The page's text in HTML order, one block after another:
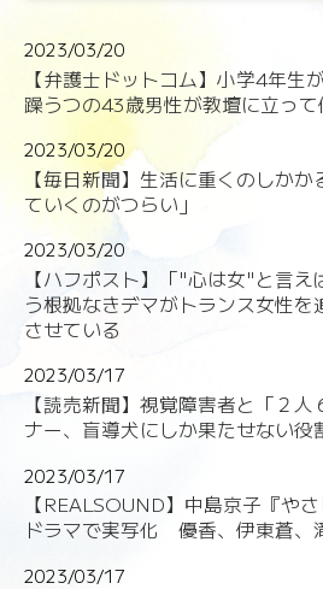
2023/03/20
【弁護士ドットコム】小学4年生
躁うつの43歳男性が教壇に立っ
2023/03/20
【毎日新聞】生活に重くのしか
ていくのがつらい」
2023/03/20
【ハフポスト】「"⼼は⼥"と言
う根拠なきデマがトランス女性を
させている
2023/03/17
【読売新聞】視覚障害者と「２
ナー、盲導犬にしか果たせない役
2023/03/17
【REALSOUND】中島京子『や
ドラマで実写化 優香、伊東蒼、
2023/03/17